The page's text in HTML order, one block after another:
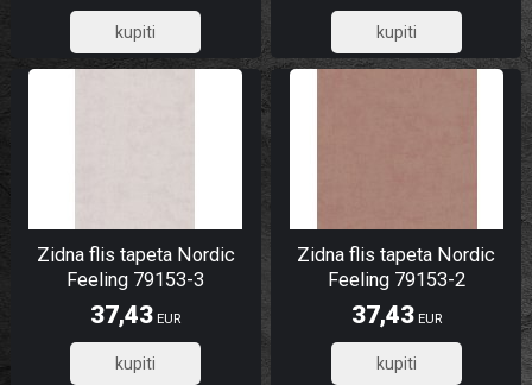
29,94 29,94
Zidna flis tapeta Nordic
Feeling 79153-3
37,43 EUR
29,94
Zidna flis tapeta Nordic
Feeling 79153-2
37,43EUR
29,94